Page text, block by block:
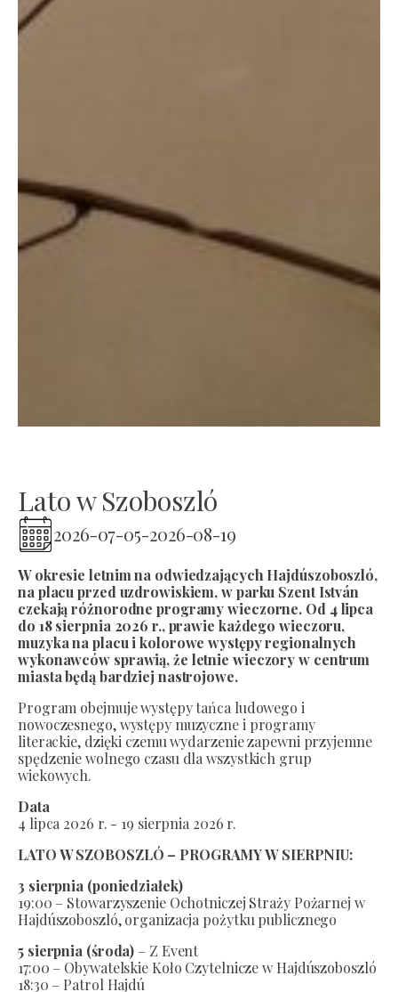
Lato w Szoboszló
2026-07-05-2026-08-19
W okresie letnim na odwiedzających Hajdúszoboszló,
na placu przed uzdrowiskiem, w parku Szent István
czekają różnorodne programy wieczorne. Od 4 lipca
do 18 sierpnia 2026 r., prawie każdego wieczoru,
muzyka na placu i kolorowe występy regionalnych
wykonawców sprawią, że letnie wieczory w centrum
miasta będą bardziej nastrojowe.
Program obejmuje występy tańca ludowego i
nowoczesnego, występy muzyczne i programy
literackie, dzięki czemu wydarzenie zapewni przyjemne
spędzenie wolnego czasu dla wszystkich grup
wiekowych.
Data
4 lipca 2026 r. - 19 sierpnia 2026 r.
LATO W SZOBOSZLÓ – PROGRAMY W SIERPNIU:
3 sierpnia (poniedziałek)
19:00 – Stowarzyszenie Ochotniczej Straży Pożarnej w
Hajdúszoboszló, organizacja pożytku publicznego
5 sierpnia (środa) – Z Event
17:00 – Obywatelskie Koło Czytelnicze w Hajdúszoboszló
18:30 – Patrol Hajdú